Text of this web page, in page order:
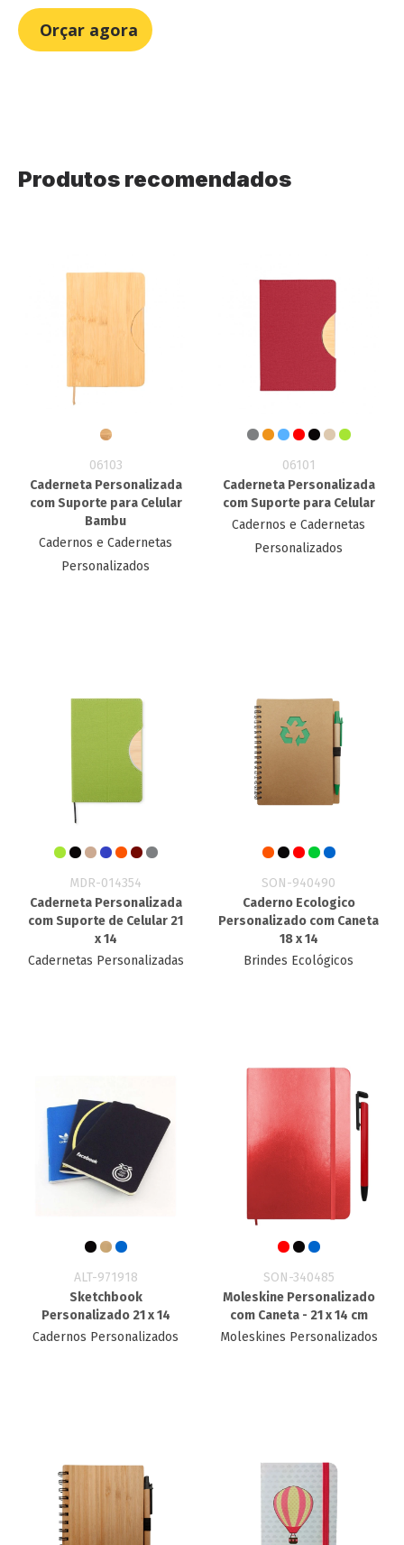
Orçar agora
Produtos recomendados
06103
Caderneta Personalizada
com Suporte para Celular
Bambu
Cadernos e Cadernetas
Personalizados
06101
Caderneta Personalizada
com Suporte para Celular
Cadernos e Cadernetas
Personalizados
MDR-014354
Caderneta Personalizada
com Suporte de Celular 21
x 14
Cadernetas Personalizadas
SON-940490
Caderno Ecologico
Personalizado​ com Caneta
18 x 14
Brindes Ecológicos
ALT-971918
Sketchbook
Personalizado 21 x 14
Cadernos Personalizados
SON-340485
Moleskine Personalizado
com Caneta - 21 x 14 cm
Moleskines Personalizados